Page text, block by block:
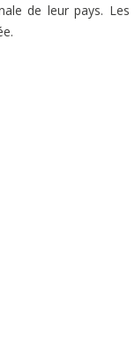
de leur pays. Les